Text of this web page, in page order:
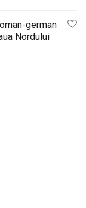
german
Nordului